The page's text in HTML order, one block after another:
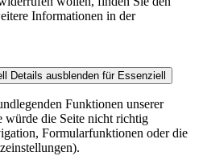
Informationen in der
Details ausblenden für Essenziell
Funktionen unserer
würde die Seite nicht richtig
Formularfunktionen oder die